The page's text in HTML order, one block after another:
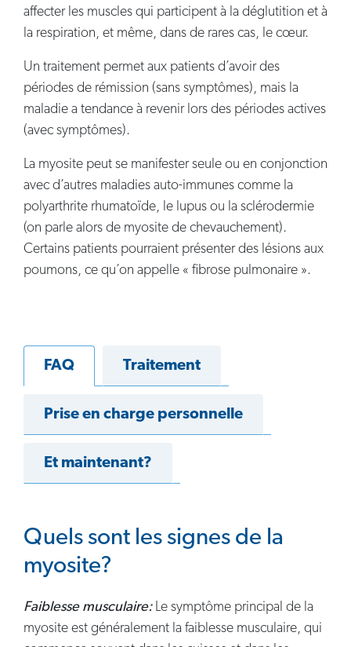
affecter les muscles qui participent à la déglutition et à
la respiration, et même, dans de rares cas, le cœur.
Un traitement permet aux patients d’avoir des
périodes de rémission (sans symptômes), mais la
maladie a tendance à revenir lors des périodes actives
(avec symptômes).
La myosite peut se manifester seule ou en conjonction
avec d’autres maladies auto-immunes comme la
polyarthrite rhumatoïde, le lupus ou la sclérodermie
(on parle alors de myosite de chevauchement).
Certains patients pourraient présenter des lésions aux
poumons, ce qu’on appelle « fibrose pulmonaire ».
FAQ Traitement
Prise en charge personnelle
Et maintenant?
Quels sont les signes de la
myosite?
Faiblesse musculaire:Le symptôme principal de la
myosite est généralement la faiblesse musculaire, qui